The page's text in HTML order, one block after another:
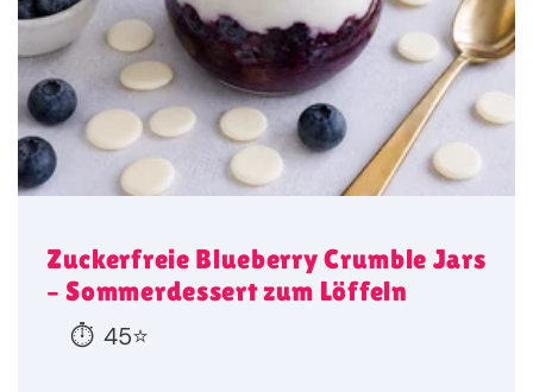
Zuckerfreie Blueberry Crumble Jars
– Sommerdessert zum Löffeln
⏱️ 45⭐